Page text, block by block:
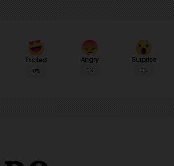
Excited
0%
Angry
0%
Surprise
0%